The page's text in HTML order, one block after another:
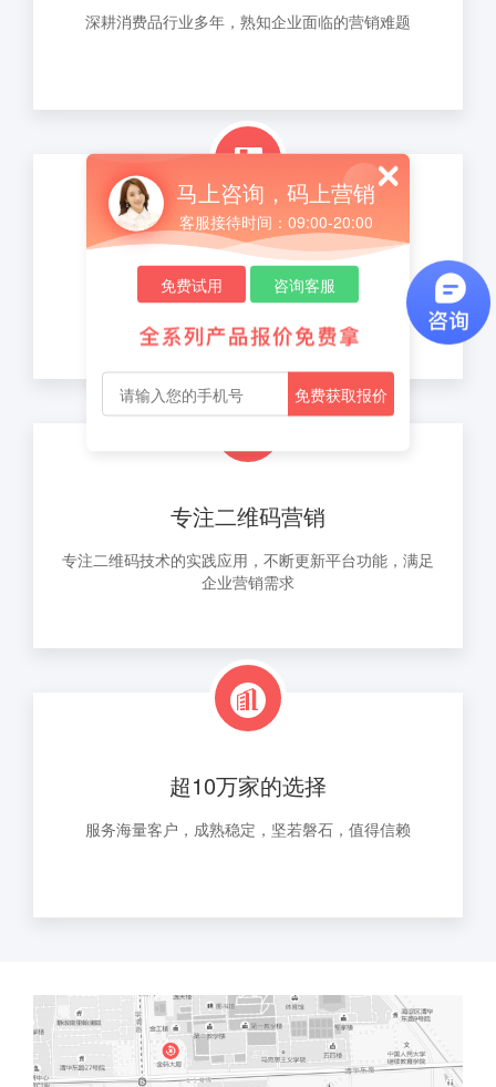
马上咨询，码上营销
客服接待时间：09:00-20:00
免费试用 咨询客服
免费获取报价
深耕消费品行业多年，熟知企业面临的营销难题
自主知识产权
自主研发的营销与数据平台，拥有多项知识产权
专注二维码营销
专注二维码技术的实践应用，不断更新平台功能，满足
企业营销需求
超10万家的选择
服务海量客户，成熟稳定，坚若磐石，值得信赖